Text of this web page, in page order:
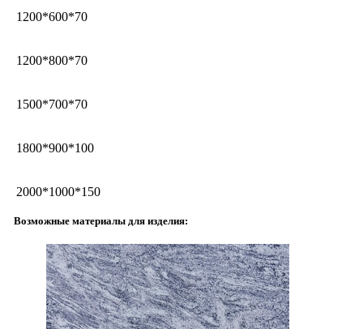
1200*600*70
1200*800*70
1500*700*70
1800*900*100
2000*1000*150
Возможные материалы для изделия: